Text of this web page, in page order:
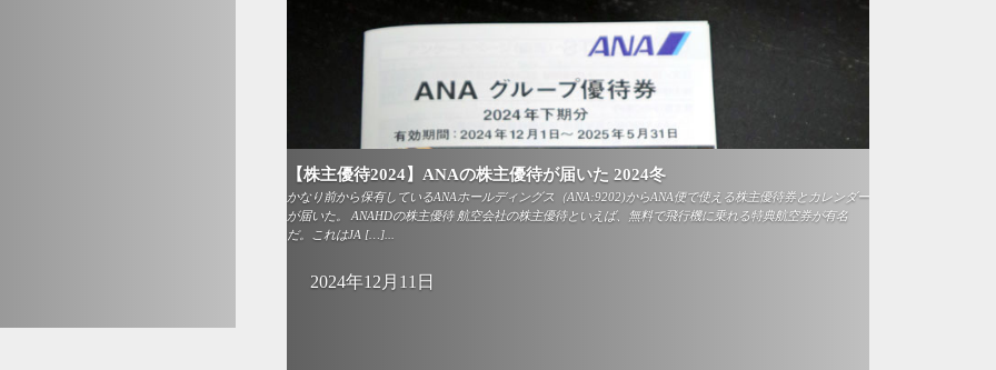
【株主優待2024】ANAの株主優待が届いた 2024冬
かなり前から保有しているANAホールディングス（ANA:9202)からANA便で使える株主優待券とカレンダー
が届いた。 ANAHDの株主優待 航空会社の株主優待といえば、無料で飛行機に乗れる特典航空券が有名
だ。これはJA […]...
2024年12月11日